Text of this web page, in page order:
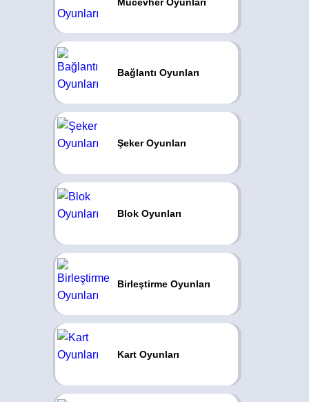
Bağlantı Oyunları
Şeker Oyunları
Blok Oyunları
Birleştirme Oyunları
Kart Oyunları